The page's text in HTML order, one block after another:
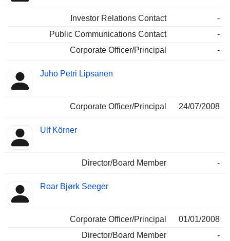
Investor Relations Contact
-
Public Communications Contact
-
Corporate Officer/Principal
-
Juho Petri Lipsanen
Corporate Officer/Principal 24/07/2008
Ulf Körner
Director/Board Member -
Roar Bjørk Seeger
Corporate Officer/Principal
01/01/2008
Director/Board Member
-